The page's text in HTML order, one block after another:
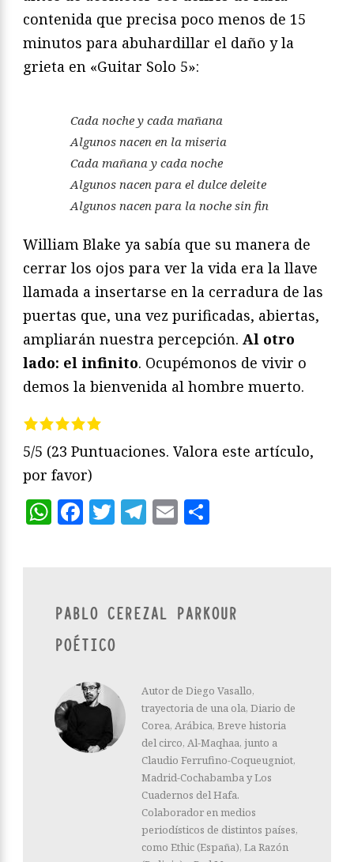
contenida que precisa poco menos de 15
minutos para abuhardillar el daño y la
grieta en «Guitar Solo 5»:
Cada noche y cada mañana
Algunos nacen en la miseria
Cada mañana y cada noche
Algunos nacen para el dulce deleite
Algunos nacen para la noche sin fin
William Blake ya sabía que su manera de
cerrar los ojos para ver la vida era la llave
llamada a insertarse en la cerradura de las
puertas que, una vez purificadas, abiertas,
ampliarán nuestra percepción. Al otro
lado: el infinito. Ocupémonos de vivir o
demos la bienvenida al hombre muerto.
5/5 (23 Puntuaciones. Valora este artículo,
por favor)
WhatsApp
Facebook
Twitter
Telegram
Email
PABLO CEREZAL PARKOUR
POÉTICO
Autor de Diego Vasallo,
trayectoria de una ola, Diario de
Corea, Arábica, Breve historia
del circo, Al-Maqhaa, junto a
Claudio Ferrufino-Coqueugniot,
Madrid-Cochabamba y Los
Cuadernos del Hafa.
Colaborador en medios
periodísticos de distintos países,
como Ethic (España), La Razón